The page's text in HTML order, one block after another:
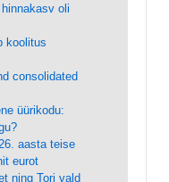
oli
koolitus
consolidated
üürikodu:
aasta teise
eurot
ning Tori vald